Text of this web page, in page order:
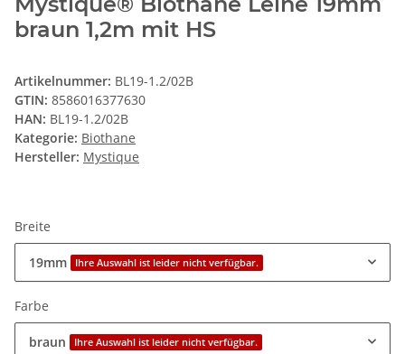
braun 1,2m mit HS
Artikelnummer: BL19-1.2/02B
GTIN: 8586016377630
HAN: BL19-1.2/02B
Kategorie: Biothane
Hersteller: Mystique
Breite
19mm Ihre Auswahl ist leider nicht verfügbar.
Farbe
braun Ihre Auswahl ist leider nicht verfügbar.